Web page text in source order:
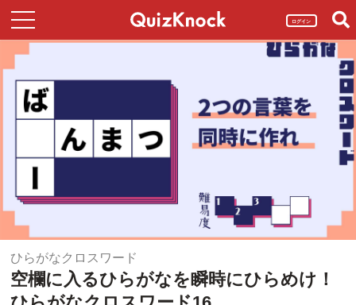
ログイン
ひらがなクロスワード
空欄に入るひらがなを瞬時にひらめけ！